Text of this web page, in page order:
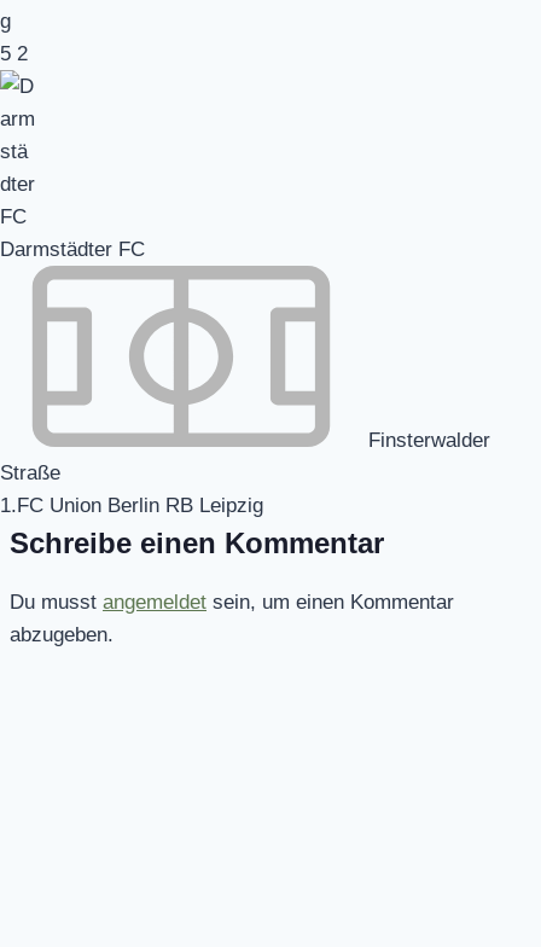
5 2
Darmstädter FC
Finsterwalder
Straße
1.FC Union Berlin RB Leipzig
Schreibe einen Kommentar
Du musst angemeldet sein, um einen Kommentar
abzugeben.